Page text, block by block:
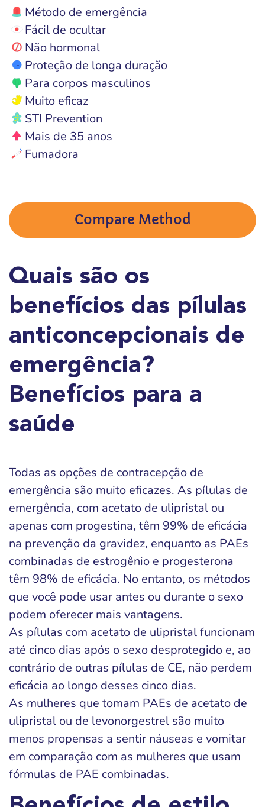
Método de emergência
Fácil de ocultar
Não hormonal
Proteção de longa duração
Para corpos masculinos
Muito eficaz
STI Prevention
Mais de 35 anos
Fumadora
Compare Method
Quais são os
benefícios das pílulas
anticoncepcionais de
emergência?
Benefícios para a
saúde
Todas as opções de contracepção de
emergência são muito eficazes. As pílulas de
emergência, com acetato de ulipristal ou
apenas com progestina, têm 99% de eficácia
na prevenção da gravidez, enquanto as PAEs
combinadas de estrogênio e progesterona
têm 98% de eficácia. No entanto, os métodos
que você pode usar antes ou durante o sexo
podem oferecer mais vantagens.
As pílulas com acetato de ulipristal funcionam
até cinco dias após o sexo desprotegido e, ao
contrário de outras pílulas de CE, não perdem
eficácia ao longo desses cinco dias.
As mulheres que tomam PAEs de acetato de
ulipristal ou de levonorgestrel são muito
menos propensas a sentir náuseas e vomitar
em comparação com as mulheres que usam
fórmulas de PAE combinadas.